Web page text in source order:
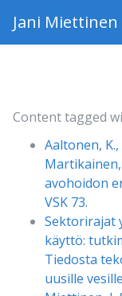
Jani Miettinen
Content tagged
Aaltonen,
Martikainen,
avohoidon
VSK 73.
Sektorirajat
käyttö:
Tiedosta
uusille